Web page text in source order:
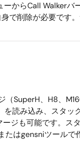
からCall Walkerバ
で削除が必要です
SuperH、H8、
読み込み、スタッ
ジも可能です。ス
はgensniツール